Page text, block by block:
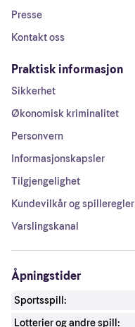
Presse
Kontakt oss
Praktisk informasjon
Sikkerhet
Økonomisk kriminalitet
Personvern
Informasjonskapsler
Tilgjengelighet
Kundevilkår og spilleregler
Varslingskanal
Åpningstider
Sportsspill:
Lotterier og andre spill: